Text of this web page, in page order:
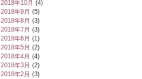
2018年10月 (4)
2018年9月 (5)
2018年8月 (3)
2018年7月 (3)
2018年6月 (1)
2018年5月 (2)
2018年4月 (4)
2018年3月 (2)
2018年2月 (3)